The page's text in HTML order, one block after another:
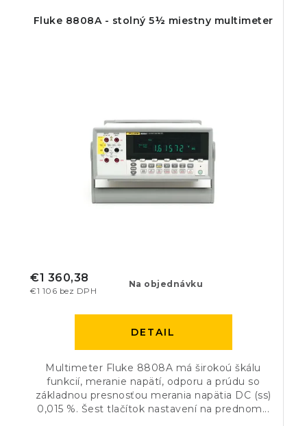
Fluke 8808A - stolný 5½ miestny multimeter
Na objednávku
€1 106 bez DPH
€1 360,38
DETAIL
Multimeter Fluke 8808A má širokoú škálu
funkcií, meranie napätí, odporu a prúdu so
základnou presnosťou merania napätia DC (ss)
0,015 %. Šest tlačítok nastavení na prednom...